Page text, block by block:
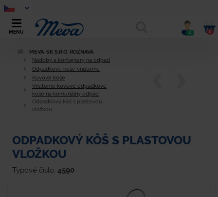
MENU 0 0
MEVA-SK S.R.O. ROŽŇAVA
Nádoby a kontajnery na odpad
Odpadkové koše vnútorné
Kovové koše
Vnútorné kovové odpadkové
koše na komunálny odpad
Odpadkový kôš s plastovou
vložkou
ODPADKOVÝ KÔŠ S PLASTOVOU
VLOŽKOU
Typové číslo: 4590